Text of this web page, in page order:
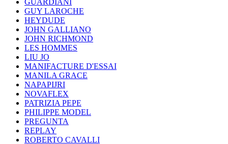
GUARDIANI
GUY LAROCHE
HEYDUDE
JOHN GALLIANO
JOHN RICHMOND
LES HOMMES
LIU JO
MANIFACTURE D'ESSAI
MANILA GRACE
NAPAPIJRI
NOVAFLEX
PATRIZIA PEPE
PHILIPPE MODEL
PREGUNTA
REPLAY
ROBERTO CAVALLI